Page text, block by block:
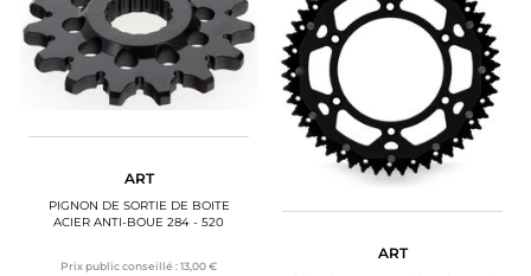
ART
PIGNON DE SORTIE DE BOITE
ACIER ANTI-BOUE 284 - 520
Prix public conseillé :13,00 €
ART